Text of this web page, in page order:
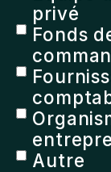
privé
Fonds
Autre